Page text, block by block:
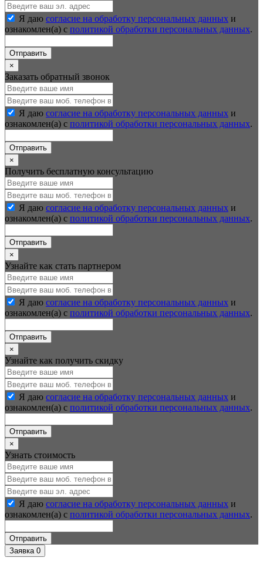
Я даю согласие на обработку персональных данных и
ознакомлен(а) с политикой обработки персональных данных.
Отправить
×
Заказать обратный звонок
Я даю согласие на обработку персональных данных и
ознакомлен(а) с политикой обработки персональных данных.
Отправить
×
Получить бесплатную консультацию
Я даю согласие на обработку персональных данных и
ознакомлен(а) с политикой обработки персональных данных.
Отправить
×
Узнайте как стать партнером
Я даю согласие на обработку персональных данных и
ознакомлен(а) с политикой обработки персональных данных.
Отправить
×
Узнайте как получить скидку
Я даю согласие на обработку персональных данных и
ознакомлен(а) с политикой обработки персональных данных.
Отправить
×
Узнать стоимость
Я даю согласие на обработку персональных данных и
ознакомлен(а) с политикой обработки персональных данных.
Отправить
Заявка 0